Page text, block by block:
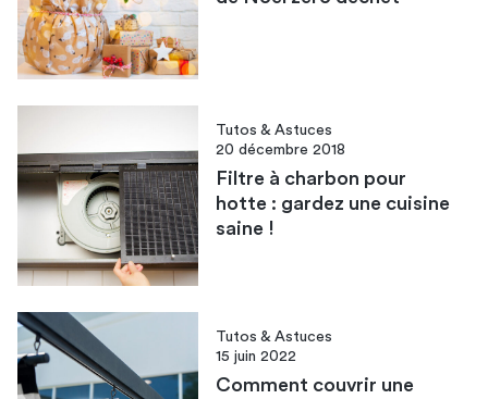
Tutos & Astuces
20 décembre 2018
Filtre à charbon pour
hotte : gardez une cuisine
saine !
Tutos & Astuces
15 juin 2022
Comment couvrir une